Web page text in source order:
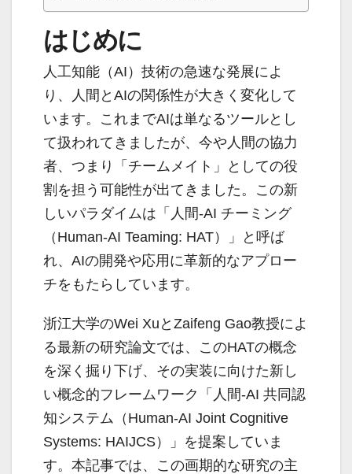
はじめに
人工知能（AI）技術の急速な発展によ
り、人間とAIの関係性が大きく変化して
います。これまでAIは単なるツールとし
て扱われてきましたが、今や人間の協力
者、つまり「チームメイト」としての役
割を担う可能性が出てきました。この新
しいパラダイムは「人間-AI チーミング
（Human-AI Teaming: HAT）」と呼ば
れ、AIの開発や応用に革新的なアプロー
チをもたらしています。
浙江大学のWei XuとZaifeng Gao教授によ
る最新の研究論文では、このHATの概念
を深く掘り下げ、その実装に向けた新し
い概念的フレームワーク「人間-AI 共同認
知システム（Human-AI Joint Cognitive
Systems: HAIJCS）」を提案していま
す。本記事では、この画期的な研究の主